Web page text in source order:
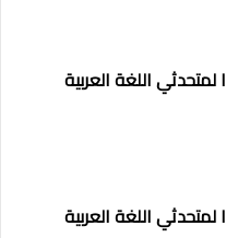
اللغة العربية
اللغة العربية